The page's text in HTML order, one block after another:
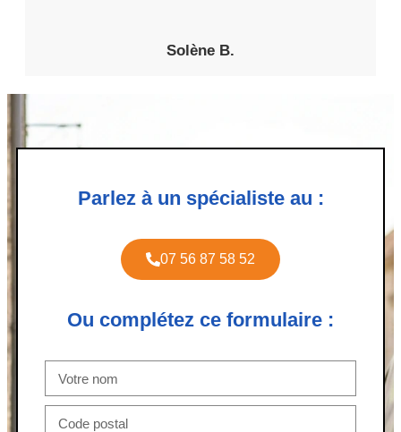
Solène B.
Parlez à un spécialiste au :
07 56 87 58 52
Ou complétez ce formulaire :